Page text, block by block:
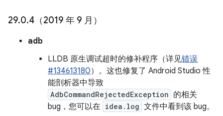
29.0.4（2019 年 9 月）
adb
LLDB 原生调试超时的修补程序（详见错误
#134613180）。这也修复了 Android Studio 性
能剖析器中导致
AdbCommandRejectedException 的相关
bug，您可以在 idea.log 文件中看到该 bug。